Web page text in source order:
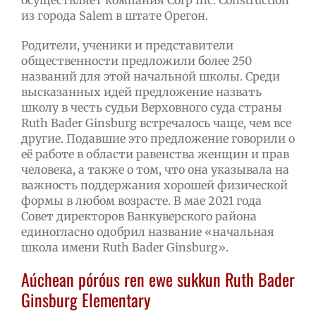
из города Salem в штате Орегон.
Родители, ученики и представители
общественности предложили более 250
названий для этой начальной школы. Среди
высказанных идей предложение назвать
школу в честь судьи Верховного суда страны
Ruth Bader Ginsburg встречалось чаще, чем все
другие. Подавшие это предложение говорили о
её работе в области равенства женщин и прав
человека, а также о том, что она указывала на
важность поддержания хорошей физической
формы в любом возрасте. В мае 2021 года
Совет директоров Ванкуверского района
единогласно одобрил название «начальная
школа имени Ruth Bader Ginsburg».
Aúchean póróus ren ewe sukkun Ruth Bader
Ginsburg Elementary